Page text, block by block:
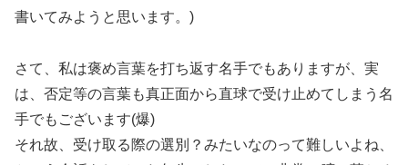
書いてみようと思います。)
さて、私は褒め言葉を打ち返す名手でもありますが、実
は、否定等の言葉も真正面から直球で受け止めてしまう名
手でもございます(爆)
それ故、受け取る際の選別？みたいなのって難しいよね、